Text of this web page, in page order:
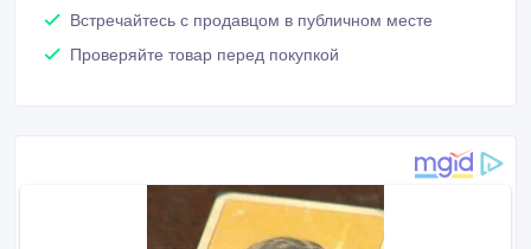
Встречайтесь с продавцом в публичном месте
Проверяйте товар перед покупкой